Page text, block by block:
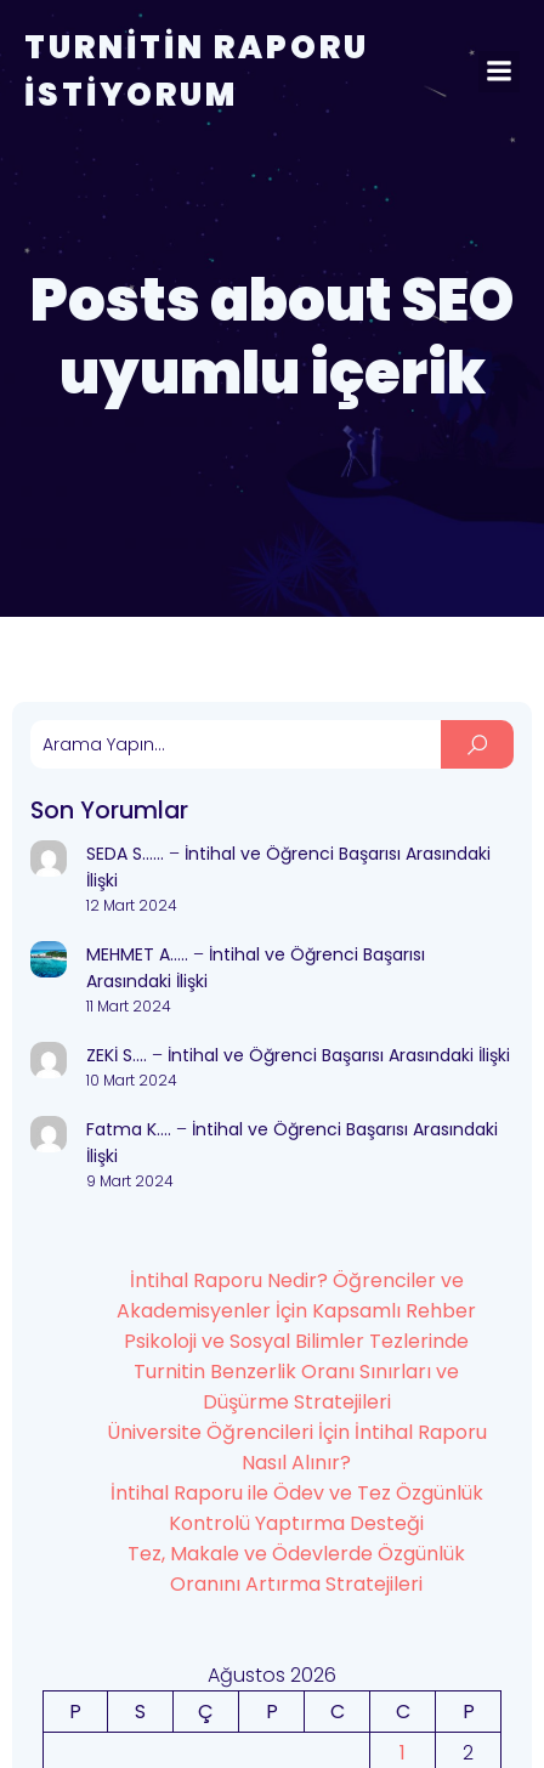
TURNITIN RAPORU
İSTIYORUM
Posts about SEO
uyumlu içerik
Son Yorumlar
SEDA S…… – İntihal ve Öğrenci Başarısı Arasındaki
İlişki
12 Mart 2024
MEHMET A….. – İntihal ve Öğrenci Başarısı
Arasındaki İlişki
11 Mart 2024
ZEKİ S…. – İntihal ve Öğrenci Başarısı Arasındaki İlişki
10 Mart 2024
Fatma K…. – İntihal ve Öğrenci Başarısı Arasındaki
İlişki
9 Mart 2024
İntihal Raporu Nedir? Öğrenciler ve
Akademisyenler İçin Kapsamlı Rehber
Psikoloji ve Sosyal Bilimler Tezlerinde
Turnitin Benzerlik Oranı Sınırları ve
Düşürme Stratejileri
Üniversite Öğrencileri İçin İntihal Raporu
Nasıl Alınır?
İntihal Raporu ile Ödev ve Tez Özgünlük
Kontrolü Yaptırma Desteği
Tez, Makale ve Ödevlerde Özgünlük
Oranını Artırma Stratejileri
Ağustos 2026
P
S Ç P C C
P
1
2